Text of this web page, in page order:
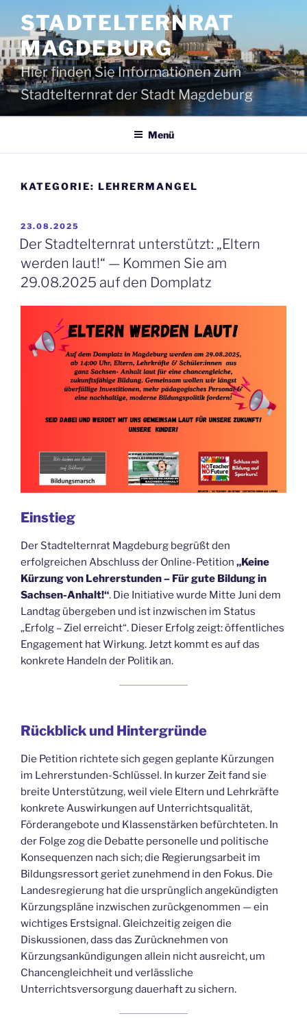
Inhalt
springen
STADTELTERNRAT
MAGDEBURG
Hier finden Sie Informationen zum
Stadtelternrat der Stadt Magdeburg
Menü
KATEGORIE: LEHRERMANGEL
VERÖFFENTLICHT
AM
23.08.2025
Der Stadtelternrat unterstützt: „Eltern
werden laut!“ — Kommen Sie am
29.08.2025 auf den Domplatz
Einstieg
Der Stadtelternrat Magdeburg begrüßt den
erfolgreichen Abschluss der Online-Petition „Keine
Kürzung von Lehrerstunden – Für gute Bildung in
Sachsen-Anhalt!“. Die Initiative wurde Mitte Juni dem
Landtag übergeben und ist inzwischen im Status
„Erfolg – Ziel erreicht“. Dieser Erfolg zeigt: öffentliches
Engagement hat Wirkung. Jetzt kommt es auf das
konkrete Handeln der Politik an.
Rückblick und Hintergründe
Die Petition richtete sich gegen geplante Kürzungen
im Lehrerstunden-Schlüssel. In kurzer Zeit fand sie
breite Unterstützung, weil viele Eltern und Lehrkräfte
konkrete Auswirkungen auf Unterrichtsqualität,
Förderangebote und Klassenstärken befürchteten. In
der Folge zog die Debatte personelle und politische
Konsequenzen nach sich; die Regierungsarbeit im
Bildungsressort geriet zunehmend in den Fokus. Die
Landesregierung hat die ursprünglich angekündigten
Kürzungspläne inzwischen zurückgenommen — ein
wichtiges Erstsignal. Gleichzeitig zeigen die
Diskussionen, dass das Zurücknehmen von
Kürzungsankündigungen allein nicht ausreicht, um
Chancengleichheit und verlässliche
Unterrichtsversorgung dauerhaft zu sichern.